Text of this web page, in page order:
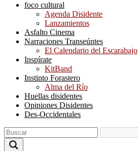
foco cultural
Agenda Disidente
Lanzamientos
Asfalto Cinema
Narraciones Transeúntes
El Calendario del Escarabajo
Inspírate
KitBand
Instinto Forastero
Alma del Río
Huellas disidentes
Opiniones Disidentes
Des-Occidentales